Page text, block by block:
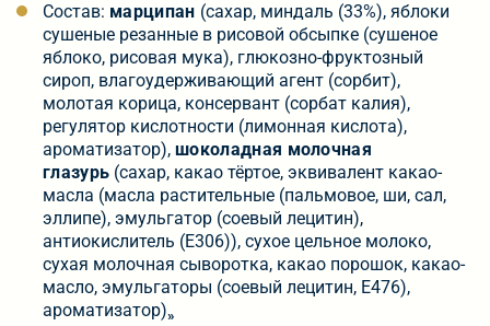
Состав: марципан (сахар, миндаль (33%), яблоки
сушеные резанные в рисовой обсыпке (сушеное
яблоко, рисовая мука), глюкозно-фруктозный
сироп, влагоудерживающий агент (сорбит),
молотая корица, консервант (сорбат калия),
регулятор кислотности (лимонная кислота),
ароматизатор), шоколадная молочная
глазурь (сахар, какао тёртое, эквивалент какао-
масла (масла растительные (пальмовое, ши, сал,
эллипе), эмульгатор (соевый лецитин),
антиокислитель (Е306)), сухое цельное молоко,
сухая молочная сыворотка, какао порошок, какао-
масло, эмульгаторы (соевый лецитин, Е476),
ароматизатор)»